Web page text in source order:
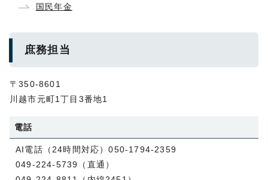
国民年金
庶務担当
〒350-8601
川越市元町1丁目3番地1
電話
AI電話（24時間対応）050-1794-2359
049-224-5739（直通）